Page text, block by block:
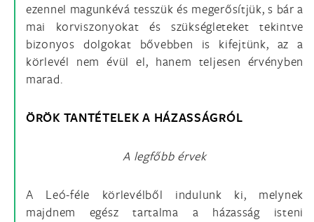
ezennel magunkévá tesszük és megerősítjük, s bár a
mai korviszonyokat és szükségleteket tekintve
bizonyos dolgokat bővebben is kifejtünk, az a
körlevél nem évül el, hanem teljesen érvényben
marad.
ÖRÖK TANTÉTELEK A HÁZASSÁGRÓL
A legfőbb érvek
A Leó-féle körlevélből indulunk ki, melynek
majdnem egész tartalma a házasság isteni